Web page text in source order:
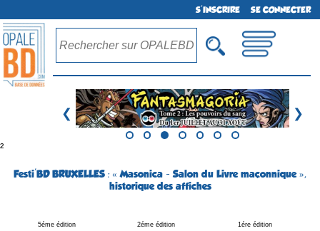
S'INSCRIRE SE CONNECTER
❮ ❯
²
Festi'BD BRUXELLES : « Masonica - Salon du Livre maçonnique »,
historique des affiches
5éme édition 2éme édition 1ére édition